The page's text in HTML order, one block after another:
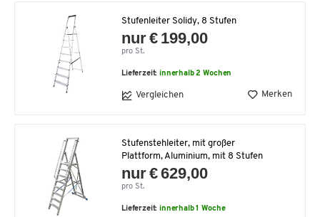
Stufenleiter Solidy, 8 Stufen
nur € 199,00
pro St.
Lieferzeit:innerhalb 2 Wochen
Vergleichen Merken
Stufenstehleiter, mit großer
Plattform, Aluminium, mit 8 Stufen
nur € 629,00
pro St.
Lieferzeit:innerhalb 1 Woche